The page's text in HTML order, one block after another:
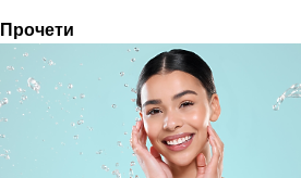
Прочети